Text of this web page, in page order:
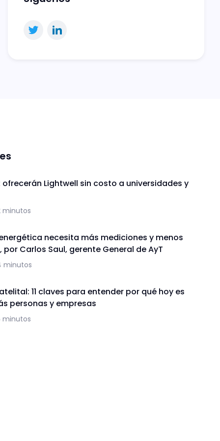
ofrecerán Lightwell sin costo a universidades y
minutos
necesita más mediciones y menos
por Carlos Saul, gerente General de AyT
minutos
11 claves para entender por qué hoy es
personas y empresas
minutos